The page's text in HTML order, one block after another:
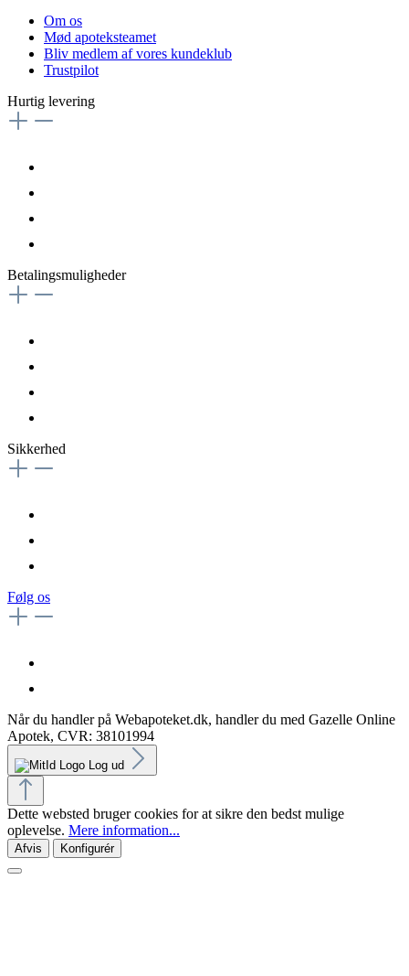
Om os
Mød apoteksteamet
Bliv medlem af vores kundeklub
Trustpilot
Hurtig levering
Betalingsmuligheder
Sikkerhed
Følg os
Når du handler på Webapoteket.dk, handler du med Gazelle Online
Apotek, CVR: 38101994
Log ud
Dette websted bruger cookies for at sikre den bedst mulige
oplevelse. Mere information...
Afvis Konfigurér